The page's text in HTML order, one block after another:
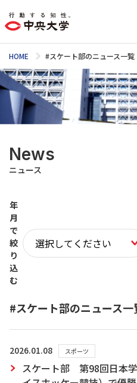
HOME #スケート部のニュース一覧
News
ニュース
年
月
で
絞
り
込
む
#スケート部のニュース一
2026.01.08 スポーツ
スケート部 第98回日本